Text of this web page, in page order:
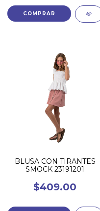
COMPRAR
BLUSA CON TIRANTES
SMOCK 23191201
$409.00